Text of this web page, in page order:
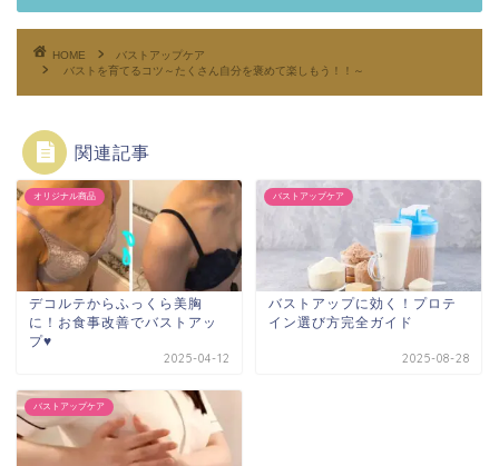
HOME
バストアップケア
バストを育てるコツ～たくさん自分を褒めて楽しもう！！～
関連記事
オリジナル商品
デコルテからふっくら美胸
に！お食事改善でバストアッ
プ♥
2025-04-12
バストアップケア
バストアップに効く！プロテ
イン選び方完全ガイド
2025-08-28
バストアップケア